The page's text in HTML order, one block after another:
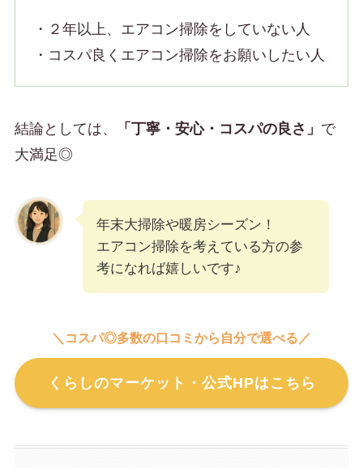
・２年以上、エアコン掃除をしていない人
・コスパ良くエアコン掃除をお願いしたい人
結論としては、 「丁寧・安心・コスパの良さ」 で
大満足◎
年末大掃除や暖房シーズン！
エアコン掃除を考えている方の参
考になれば嬉しいです♪
＼コスパ◎多数の口コミから自分で選べる／
くらしのマーケット・公式HPはこちら